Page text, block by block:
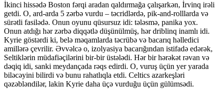
İkinci hissədə Boston fərqi aradan qaldırmağa çalışarkən, İrvinq irəli
getdi. O, ard-arda 5 zərbə vurdu – təcridlərdə, pik-and-rolllarda və
sürətli fasilədə. Onun oyunu qüsursuz idi: tələsmə, panika yox.
Onun atdığı hər zərbə diqqətlə düşünülmüş, hər driblinq inamlı idi.
Kyrie göstərdi ki, belə məqamlarda təcrübə və bacarıq həlledici
amillərə çevrilir. Əvvəlcə o, izolyasiya bacarığından istifadə edərək,
Seltiklərin müdafiəçilərini bir-bir üstələdi. Hər bir hərəkət rəvan və
dəqiq idi, sanki meydançada rəqs edirdi. O, vuruş üçün yer yarada
biləcəyini bilirdi və bunu rahatlıqla etdi. Celtics azarkeşləri
qəzəbləndilər, lakin Kyrie daha üçə vurduğu üçün gülümsədi.